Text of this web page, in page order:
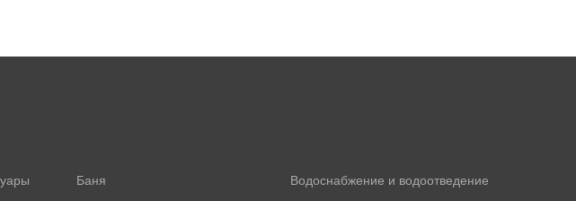
Баня Водоснабжение и водоотведение